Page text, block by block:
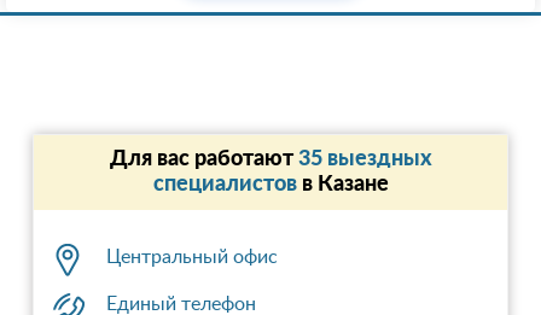
Для вас работают35 выездных
специалистовв Казанe
Центральный офис
Единый телефон